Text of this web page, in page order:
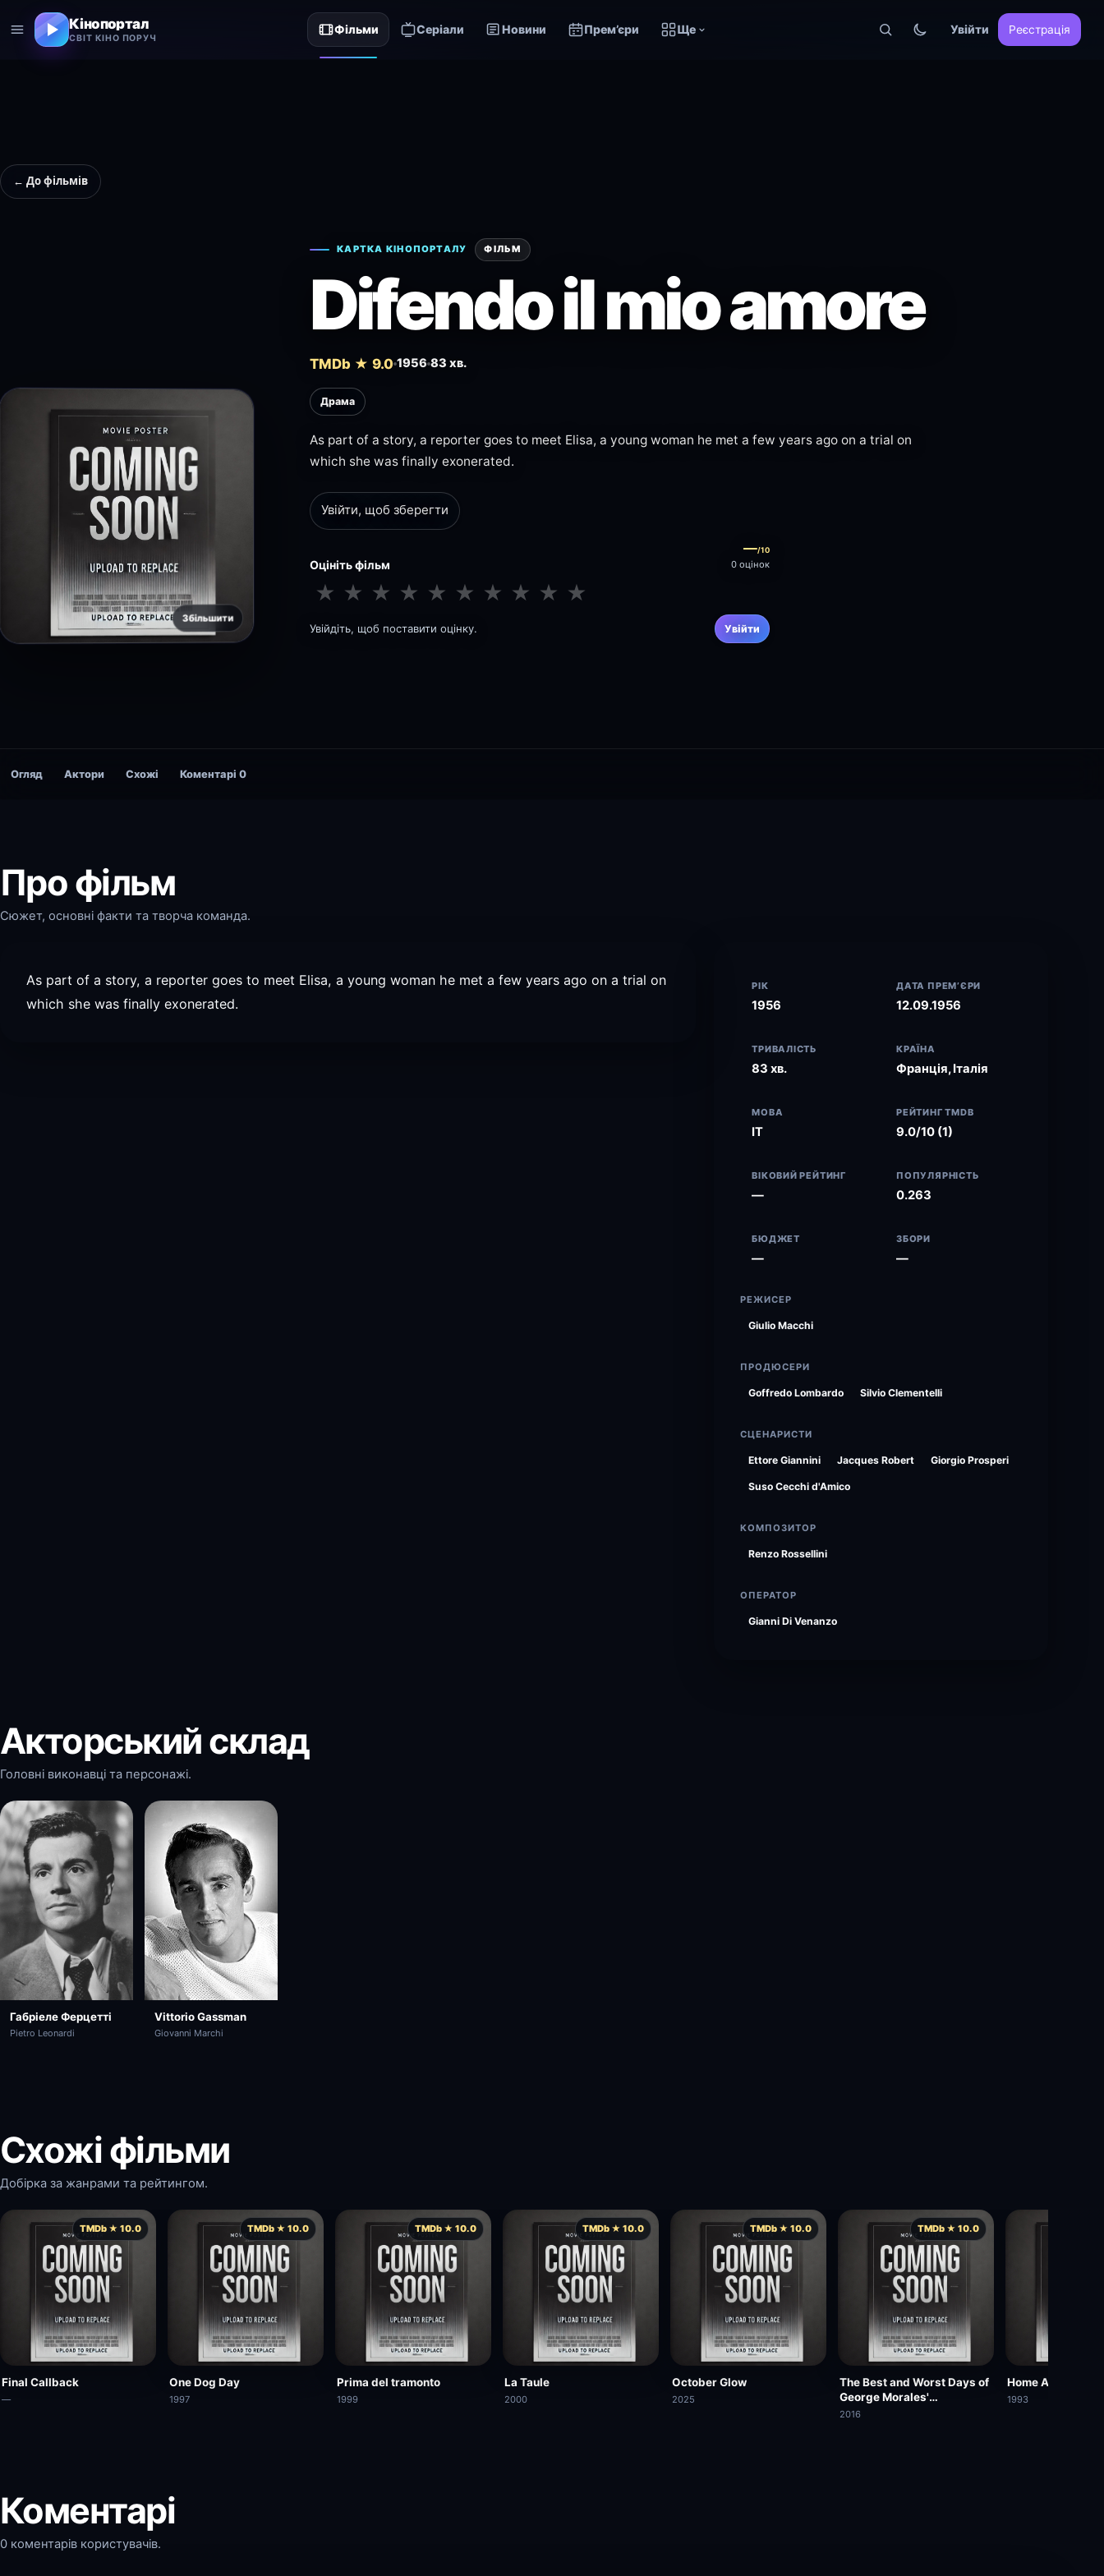
Кінопортал
СВІТ КІНО ПОРУЧ
Фільми Серіали Новини Прем’єри Ще Увійти Реєстрація
← До фільмів
Збільшити
КАРТКА КІНОПОРТАЛУ ФІЛЬМ
Difendo il mio amore
TMDb ★ 9.0 1956 83 хв.
Драма
As part of a story, a reporter goes to meet Elisa, a young woman he met a few years ago on a trial on
which she was finally exonerated.
Увійти, щоб зберегти
Оцініть фільм
—/10
0 оцінок
★ ★ ★ ★ ★ ★ ★ ★ ★ ★
Увійдіть, щоб поставити оцінку. Увійти
Огляд Актори Схожі Коментарі 0
Про фільм
Сюжет, основні факти та творча команда.
As part of a story, a reporter goes to meet Elisa, a young woman he met a few years ago on a trial on
which she was finally exonerated.
РІК
1956
ДАТА ПРЕМ’ЄРИ
12.09.1956
ТРИВАЛІСТЬ
83 хв.
КРАЇНА
Франція, Італія
МОВА
IT
РЕЙТИНГ TMDB
9.0/10 (1)
ВІКОВИЙ РЕЙТИНГ
—
ПОПУЛЯРНІСТЬ
0.263
БЮДЖЕТ
—
ЗБОРИ
—
РЕЖИСЕР
Giulio Macchi
ПРОДЮСЕРИ
Goffredo Lombardo Silvio Clementelli
СЦЕНАРИСТИ
Ettore Giannini Jacques Robert Giorgio Prosperi
Suso Cecchi d'Amico
КОМПОЗИТОР
Renzo Rossellini
ОПЕРАТОР
Gianni Di Venanzo
Акторський склад
Головні виконавці та персонажі.
Габріеле Ферцетті
Pietro Leonardi
Vittorio Gassman
Giovanni Marchi
Схожі фільми
Добірка за жанрами та рейтингом.
TMDb ★ 10.0
Final Callback
—
TMDb ★ 10.0
One Dog Day
1997
TMDb ★ 10.0
Prima del tramonto
1999
TMDb ★ 10.0
La Taule
2000
TMDb ★ 10.0
October Glow
2025
TMDb ★ 10.0
The Best and Worst Days of
George Morales'
Unnaturally Long Life
2016
Home Away from
1993
Коментарі
0 коментарів користувачів.